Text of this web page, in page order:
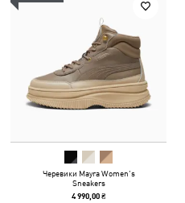
Черевики Mayra Women’s
Sneakers
4 990,00 ₴